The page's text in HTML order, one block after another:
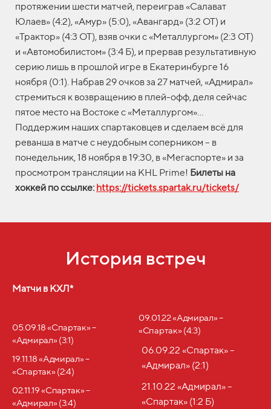
протяжении шести матчей, переиграв «Салават
Юлаев» (4:2), «Амур» (5:0), «Авангард» (3:2 ОТ) и
«Трактор» (4:3 ОТ), взяв очки с «Металлургом» (2:3 ОТ)
и «Автомобилистом» (3:4 Б), и прервав результативную
серию лишь в прошлой игре в Екатеринбурге 16
ноября (0:1). Набрав 29 очков за 27 матчей, «Адмирал»
стремиться к возвращению в плей-офф, деля сейчас
пятое место на Востоке с «Металлургом»...
Поддержим наших спартаковцев и сделаем всё для
реванша в матче с неудобным соперником – в
понедельник, 18 ноября в 19:30, в «Мегаспорте» и за
просмотром трансляции на KHL Prime! Билеты на
хоккей по ссылке: https://tickets.spartak.ru/tickets/
История встреч
Матчи в КХЛ*
05.09.18 «Спартак» –
«Адмирал» (3:1)
19.11.18 «Адмирал» –
«Спартак» (2:4)
02.11.19 «Спартак» –
«Адмирал» (3:4)
09.01.22 «Адмирал» –
«Спартак» (4:3)
06.09.22 «Спартак» –
«Адмирал» (2:1)
21.10.22 «Адмирал» –
«Спартак» (1:2 Б)